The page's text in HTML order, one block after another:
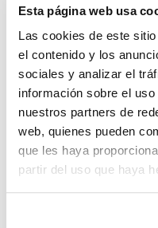
Esta página web usa
Las cookies de este
el contenido y los
sociales y analizar el
información sobre el
nuestros partners de
web, quienes pueden
que les haya
partir del uso que haya
Patricia
2,439 days ago
Gracias por vuestro